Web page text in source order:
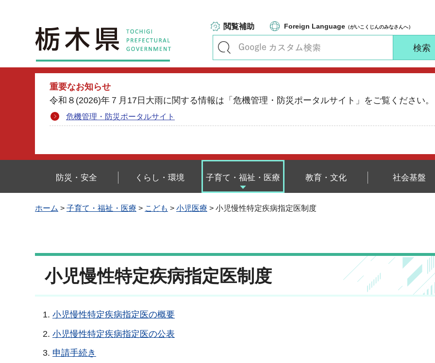
栃木県
閲覧補助 Foreign Language （がいこくじんのみなさんへ）
重要なお知らせ
令和８(2026)年７月17日大雨に関する情報は「危機管理・防災ポータルサイト」をご覧ください。
危機管理・防災ポータルサイト
防災・安全 くらし・環境 子育て・福祉・医療 教育・文化 社会基盤
ホーム > 子育て・福祉・医療 > こども > 小児医療 > 小児慢性特定疾病指定医制度
小児慢性特定疾病指定医制度
小児慢性特定疾病指定医の概要
小児慢性特定疾病指定医の公表
申請手続き